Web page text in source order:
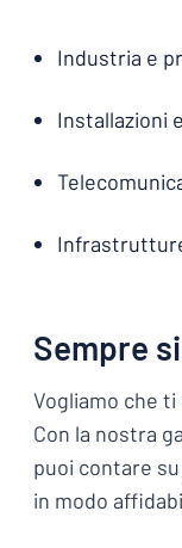
Industria e
Installazioni
Sempre
Vogliamo che
Con la nostra
puoi contare
in modo